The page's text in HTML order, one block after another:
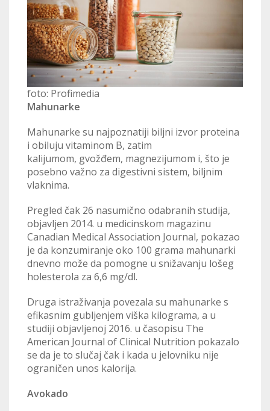
foto: Profimedia
Mahunarke
Mahunarke su najpoznatiji biljni izvor proteina
i obiluju vitaminom B, zatim
kalijumom, gvožđem, magnezijumom i, što je
posebno važno za digestivni sistem, biljnim
vlaknima.
Pregled čak 26 nasumično odabranih studija,
objavljen 2014. u medicinskom magazinu
Canadian Medical Association Journal, pokazao
je da konzumiranje oko 100 grama mahunarki
dnevno može da pomogne u snižavanju lošeg
holesterola za 6,6 mg/dl.
Druga istraživanja povezala su mahunarke s
efikasnim gubljenjem viška kilograma, a u
studiji objavljenoj 2016. u časopisu The
American Journal of Clinical Nutrition pokazalo
se da je to slučaj čak i kada u jelovniku nije
ograničen unos kalorija.
Avokado